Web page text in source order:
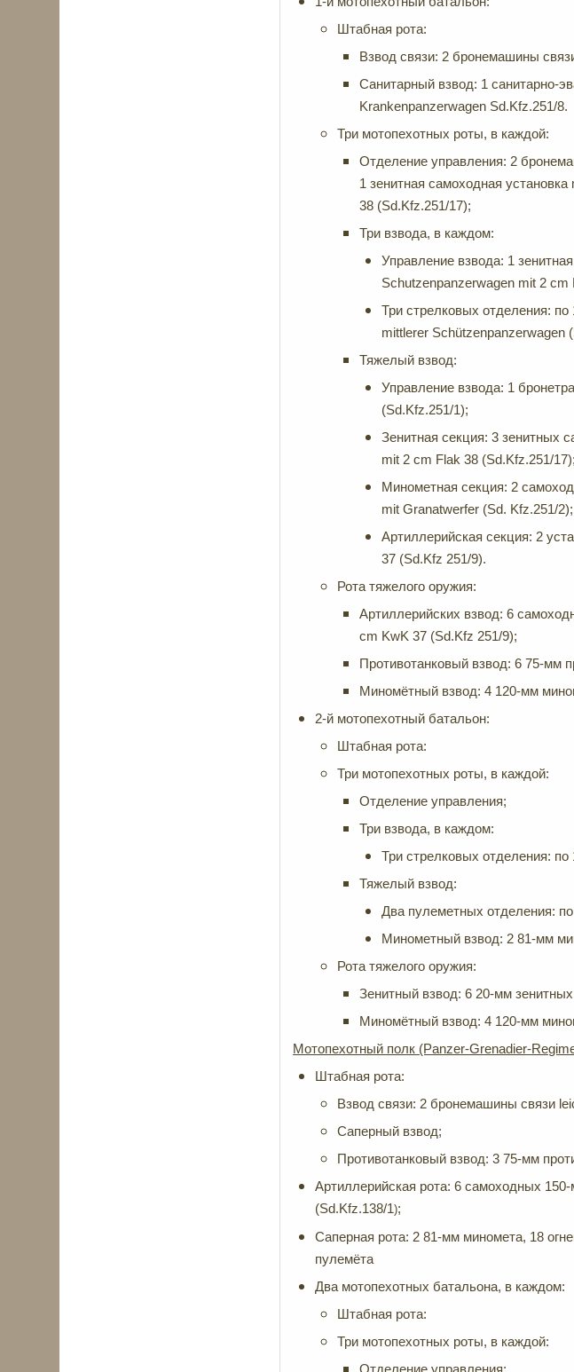
Штабная рота:
Взвод связи: 2 бронемашины
Санитарный взвод: 1 санитарно-
Krankenpanzerwagen Sd.Kfz.251/8.
Три мотопехотных роты, в каждой:
Отделение управления: 2
1 зенитная самоходная
38 (Sd.Kfz.251/17);
Три взвода, в каждом:
Управление взвода: 1
Schutzenpanzerwagen mit 2 cm
Три стрелковых отделения:
mittlerer Schützenpanzerwagen
Тяжелый взвод:
Управление взвода: 1
(Sd.Kfz.251/1);
Зенитная секция: 3 зенитных
mit 2 cm Flak 38 (Sd.Kfz.251/17);
Минометная секция: 2
mit Granatwerfer (Sd. Kfz.251/2);
Артиллерийская секция: 2
37 (Sd.Kfz 251/9).
Рота тяжелого оружия:
Артиллерийских взвод: 6
cm KwK 37 (Sd.Kfz 251/9);
Противотанковый взвод: 6 75-мм
Миномётный взвод: 4 120-мм
2-й мотопехотный батальон:
Штабная рота:
Три мотопехотных роты, в каждой:
Отделение управления;
Три взвода, в каждом:
Три стрелковых отделения:
Тяжелый взвод:
Два пулеметных отделения:
Минометный взвод: 2 81-мм
Рота тяжелого оружия:
Зенитный взвод: 6 20-мм
Миномётный взвод: 4 120-мм
Мотопехотный полк (Panzer-Grenadier-
Штабная рота:
Взвод связи: 2 бронемашины связи
Саперный взвод;
Противотанковый взвод: 3 75-мм
Артиллерийская рота: 6 самоходных
(Sd.Kfz.138/1);
Саперная рота: 2 81-мм миномета, 18
пулемёта
Два мотопехотных батальона, в каждом:
Штабная рота:
Три мотопехотных роты, в каждой: